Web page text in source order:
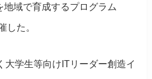
地域で育成するプログラム
した。
学生等向けITリーダー創造イ